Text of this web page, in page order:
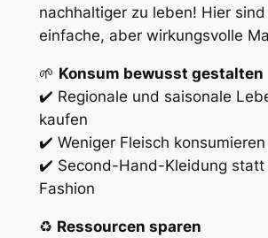
nachhaltiger zu leben! Hier
einfache, aber wirkungsvolle
🌱 Konsum bewusst gestalten
✔️ Regionale und saisonale
kaufen
✔️ Weniger Fleisch konsumieren
✔️ Second-Hand-Kleidung statt
Fashion
♻️ Ressourcen sparen